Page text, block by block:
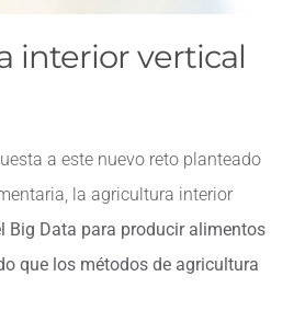
interior vertical
a este nuevo reto planteado
la agricultura interior
Big Data para producir alimentos
que los métodos de agricultura